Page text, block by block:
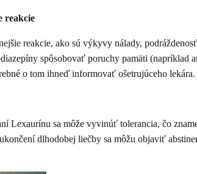
reakcie
reakcie, ako sú výkyvy nálady,
spôsobovať poruchy pamäti
o tom ihneď informovať ošetrujúceho lekára.
Lexaurínu sa môže vyvinúť tolerancia, čo
dlhodobej liečby sa môžu objaviť